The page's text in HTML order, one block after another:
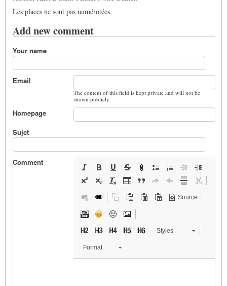
Les places ne sont pas numérotées.
Add new comment
Your name
Email
The content of this field is kept private and will not be
shown publicly.
Homepage
Sujet
Comment
Source
Styles
Format